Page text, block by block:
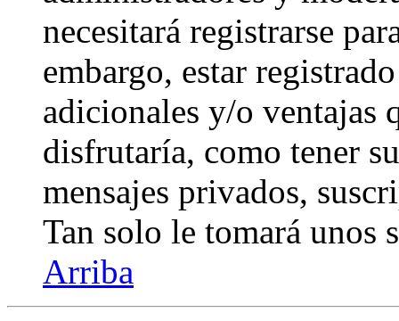
necesitará registrarse
embargo, estar
adicionales y/o ventajas
disfrutaría, como tener
mensajes privados,
Tan solo le tomará unos
Arriba